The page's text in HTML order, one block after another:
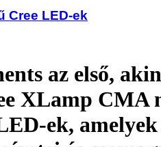
Cree LED-ek
az első,
XLamp CMA
ek, amelyek